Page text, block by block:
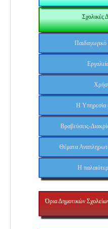
Σχολικές
Η Υπηρεσία
Βραβεύσεις-
Θέματα
H
Όρια Δημοτικών